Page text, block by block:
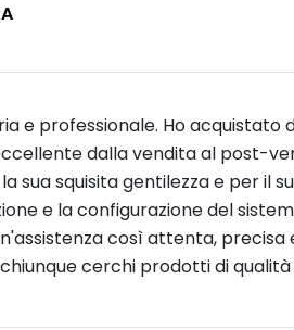
e professionale. Ho acquistato
dalla vendita al post-
sua squisita gentilezza e per il
e la configurazione del
così attenta, precisa
cerchi prodotti di